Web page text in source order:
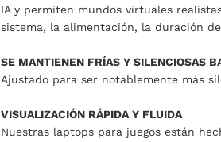
IA y permiten mundos virtuales
sistema, la alimentación, la duración
SE MANTIENEN FRÍAS Y SILENCIOSAS
Ajustado para ser notablemente más
VISUALIZACIÓN RÁPIDA Y FLUIDA
Nuestras laptops para juegos están